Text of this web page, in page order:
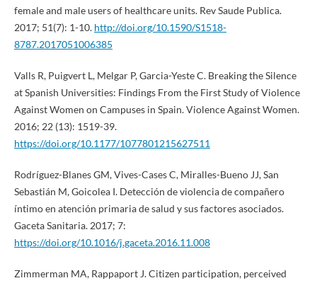
female and male users of healthcare units. Rev Saude Publica.
2017; 51(7): 1-10. http://doi.org/10.1590/S1518-
8787.2017051006385
Valls R, Puigvert L, Melgar P, Garcia-Yeste C. Breaking the Silence
at Spanish Universities: Findings From the First Study of Violence
Against Women on Campuses in Spain. Violence Against Women.
2016; 22 (13): 1519-39.
https://doi.org/10.1177/1077801215627511
Rodríguez-Blanes GM, Vives-Cases C, Miralles-Bueno JJ, San
Sebastián M, Goicolea I. Detección de violencia de compañero
íntimo en atención primaria de salud y sus factores asociados.
Gaceta Sanitaria. 2017; 7:
https://doi.org/10.1016/j.gaceta.2016.11.008
Zimmerman MA, Rappaport J. Citizen participation, perceived